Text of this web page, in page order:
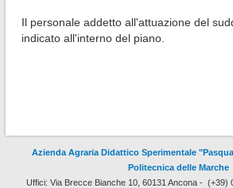
Il personale addetto all'attuazione del
indicato all'interno del piano.
Azienda Agraria Didattico Sperimentale
Politecnica delle Marche
Uffici: Via Brecce Bianche 10, 60131 Ancona - (+39)